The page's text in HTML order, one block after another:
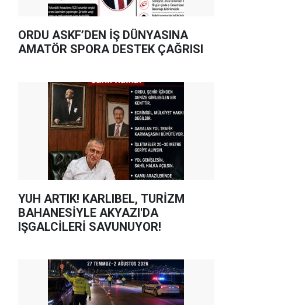
ORDU ASKF’DEN İŞ DÜNYASINA
AMATÖR SPORA DESTEK ÇAĞRISI
YUH ARTIK! KARLIBEL, TURİZM
BAHANESİYLE AKYAZI'DA
IŞGALCİLERİ SAVUNUYOR!